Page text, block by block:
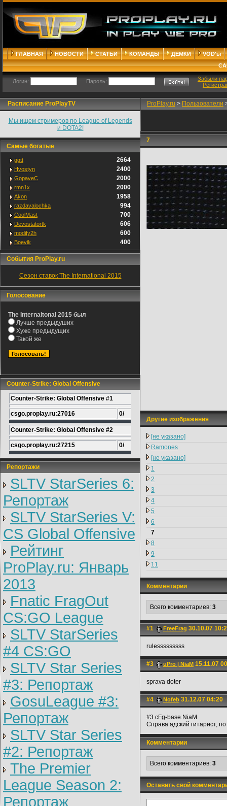
ГЛАВНАЯ НОВОСТИ СТАТЬИ КОМАНДЫ ДЕМКИ
VOD'ы
Логин: Пароль:
Забыли
Расписание ProPlayTV
Мы ищем стримеров по League of Legends
и DOTA2!
Самые богатые
ggtt 2664
Hvostyn 2400
GopaveC 2000
rmn1x 2000
Akon 1958
razdavalochka 994
CoolMast 700
Devostatortk 606
modify2h 600
Boevik 400
События ProPlay.ru
Сезон ставок The International 2015
Голосование
The Internaitonal 2015 был
Лучше предыдуших
Хуже предыдущих
Такой же
Counter-Strike: Global Offensive
Counter-Strike: Global Offensive #1
csgo.proplay.ru:27016 0/
Counter-Strike: Global Offensive #2
csgo.proplay.ru:27215 0/
Репортажи
SLTV StarSeries 6:
Репортаж
SLTV StarSeries V:
CS Global Offensive
Рейтинг
ProPlay.ru: Январь
2013
Fnatic FragOut
CS:GO League
SLTV StarSeries
#4 CS:GO
SLTV Star Series
#3: Репортаж
GosuLeague #3:
Репортаж
SLTV Star Series
#2: Репортаж
The Premier
League Season 2:
Репортаж
ProPlay.ru > Пользователи
7
Другие изображения
[не указано]
Ramones
[не указано]
1
2
3
4
5
6
7
8
9
11
Комментарии
Всего комментариев: 3
#1 FreeFrag 30.10.07
rulesssssssss
#3 uPro | NiaM 15.11.07
sprava doter
#4 Nofeb 31.12.07 04:20
#3 cFg-base.NiaM
Справа адский гитарист,
Комментарии
Всего комментариев: 3
Оставить свой